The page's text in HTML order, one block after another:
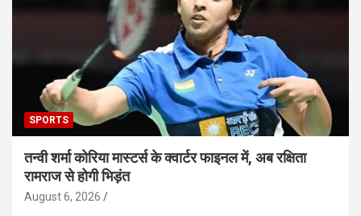
SPORTS
तन्वी शर्मा कोरिया मास्टर्स के क्वार्टर फाइनल में, अब रक्षिता
रामराज से होगी भिड़ंत
August 6, 2026